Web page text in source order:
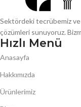
Sektördeki tecrübemiz ve
çözümleri sunuyoruz.
Hızlı Menü
Anasayfa
Hakkımızda
Ürünlerimiz